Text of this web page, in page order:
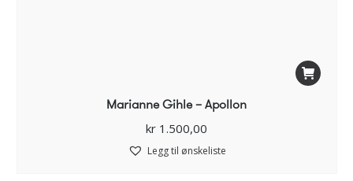
Marianne Gihle – Apollon
kr 1.500,00
Legg til ønskeliste